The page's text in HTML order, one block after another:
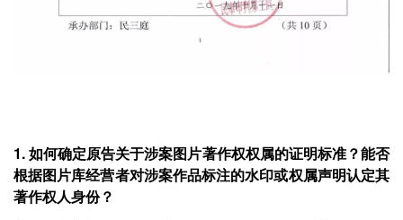
1. 如何确定原告关于涉案图片著作权权属的证明标准？能否
根据图片库经营者对涉案作品标注的水印或权属声明认定其
著作权人身份？